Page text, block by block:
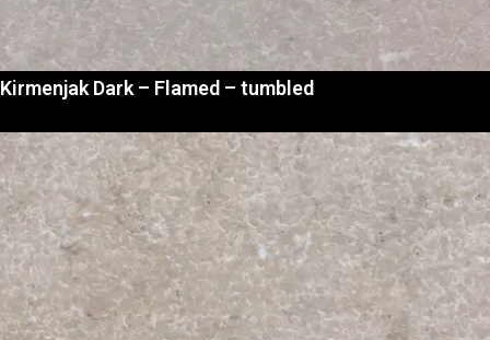
Kirmenjak Dark – Flamed – tumbled